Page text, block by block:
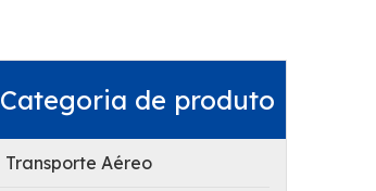
Categoria de produto
Transporte Aéreo